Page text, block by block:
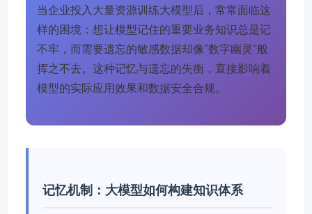
当企业投入大量资源训练大模型后，常常面临这
样的困境：想让模型记住的重要业务知识总是记
不牢，而需要遗忘的敏感数据却像"数字幽灵"般
挥之不去。这种记忆与遗忘的失衡，直接影响着
模型的实际应用效果和数据安全合规。
记忆机制：大模型如何构建知识体系